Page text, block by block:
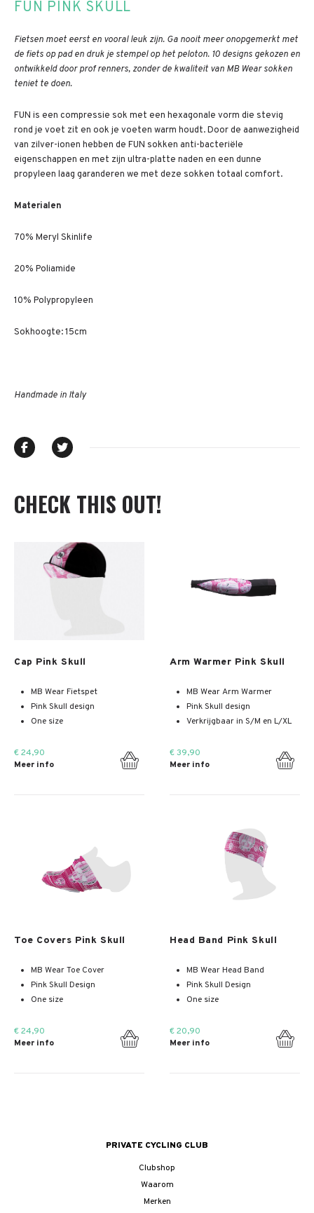
FUN PINK SKULL
Fietsen moet eerst en vooral leuk zijn. Ga nooit meer onopgemerkt met
de fiets op pad en druk je stempel op het peloton. 10 designs gekozen en
ontwikkeld door prof renners, zonder de kwaliteit van MB Wear sokken
teniet te doen.
FUN is een compressie sok met een hexagonale vorm die stevig
rond je voet zit en ook je voeten warm houdt. Door de aanwezigheid
van zilver-ionen hebben de FUN sokken anti-bacteriële
eigenschappen en met zijn ultra-platte naden en een dunne
propyleen laag garanderen we met deze sokken totaal comfort.
Materialen
70% Meryl Skinlife
20% Poliamide
10% Polypropyleen
Sokhoogte: 15cm
Handmade in Italy
CHECK THIS OUT!
Cap Pink Skull
MB Wear Fietspet
Pink Skull design
One size
€ 24,90
Meer info
Arm Warmer Pink Skull
MB Wear Arm Warmer
Pink Skull design
Verkrijgbaar in S/M en L/XL
€ 39,90
Meer info
Toe Covers Pink Skull
MB Wear Toe Cover
Pink Skull Design
One size
€ 24,90
Meer info
Head Band Pink Skull
MB Wear Head Band
Pink Skull Design
One size
€ 20,90
Meer info
PRIVATE CYCLING CLUB
Clubshop
Waarom
Merken